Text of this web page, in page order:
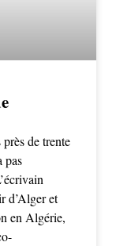
de trente
pas
d’Alger et
en Algérie,